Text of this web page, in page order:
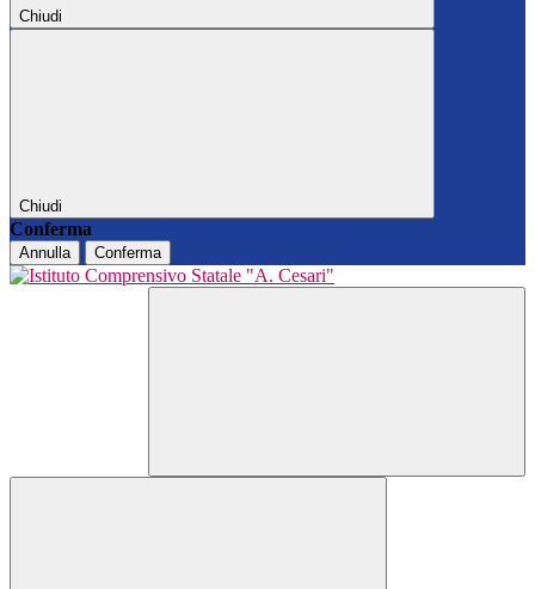
Chiudi
Chiudi
Conferma
Annulla Conferma